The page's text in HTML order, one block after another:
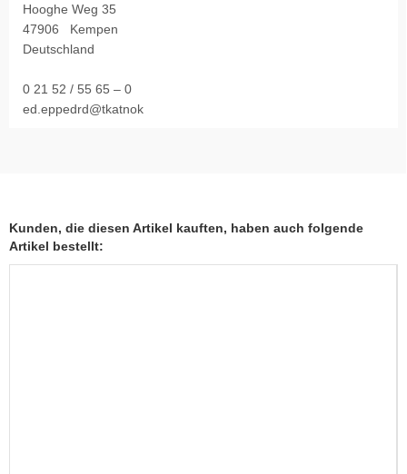
Hooghe Weg 35
47906 Kempen
Deutschland
0 21 52 / 55 65 – 0
ed.eppedrd@tkatnok
Kunden, die diesen Artikel kauften, haben auch folgende
Artikel bestellt: